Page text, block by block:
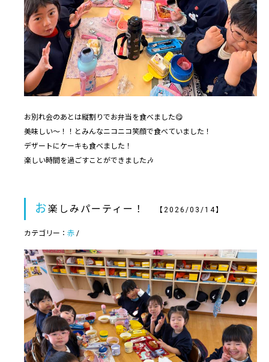
お別れ会のあとは縦割りでお弁当を食べました😋
美味しい〜！！とみんなニコニコ笑顔で食べていました！
デザートにケーキも食べました！
楽しい時間を過ごすことができました🎶
お楽しみパーティー！ 【2026/03/14】
カテゴリー： 赤 /